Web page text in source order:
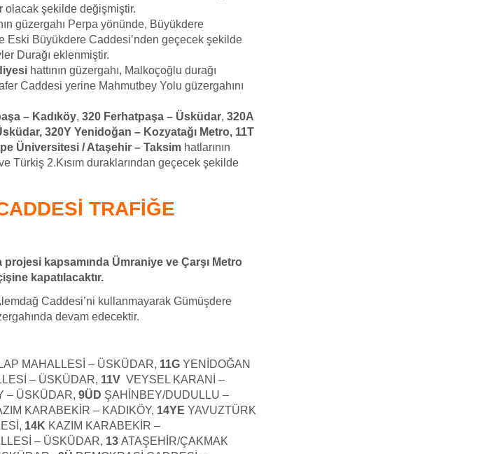
olacak şekilde değişmiştir.
güzergahı Perpa yönünde, Büyükdere
Eski Büyükdere Caddesi’nden geçecek şekilde
Durağı eklenmiştir.
hattının güzergahı, Malkoçoğlu durağı
Caddesi yerine Mahmutbey Yolu güzergahını
– Kadıköy, 320 Ferhatpaşa – Üsküdar, 320A
320Y Yenidoğan – Kozyatağı Metro, 11T
Üniversitesi / Ataşehir – Taksim hatlarının
Türkiş 2.Kısım duraklarından geçecek şekilde
TRAFİĞE
kapsamında Ümraniye ve Çarşı Metro
kapatılacaktır.
Caddesi’ni kullanmayarak Gümüşdere
devam edecektir.
MAHALLESİ – ÜSKÜDAR, 11G YENİDOĞAN
– ÜSKÜDAR, 11V VEYSEL KARANİ –
– ÜSKÜDAR, 9ÜD ŞAHİNBEY/DUDULLU –
KARABEKİR – KADIKÖY, 14YE YAVUZTÜRK
14K KAZIM KARABEKİR –
– ÜSKÜDAR, 13 ATAŞEHİR/ÇAKMAK